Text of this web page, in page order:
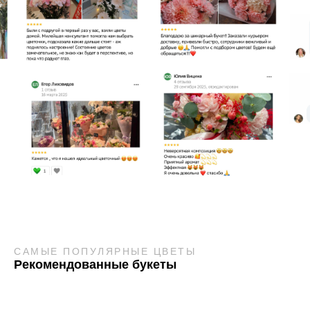
САМЫЕ ПОПУЛЯРНЫЕ ЦВЕТЫ
Рекомендованные букеты